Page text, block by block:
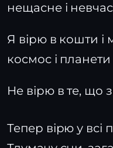
нещасне і
Я вірю в кошти і
космос і планети
Не вірю в те, що
Тепер вірю у всі